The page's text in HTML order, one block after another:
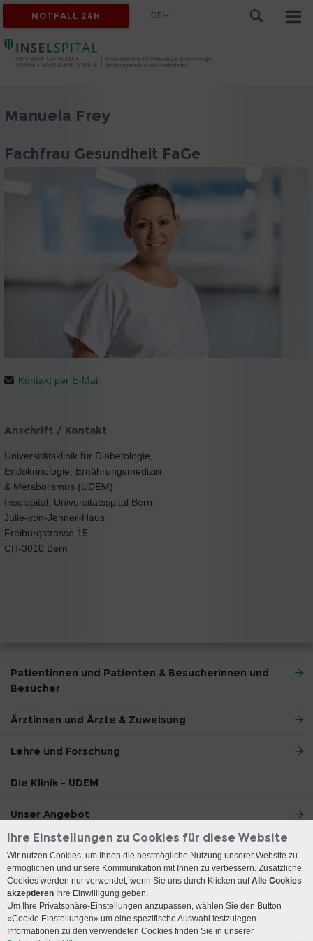
NOTFALL 24H DE
Manuela Frey
Fachfrau Gesundheit FaGe
Kontakt per E-Mail
Anschrift / Kontakt
Universitätsklinik für Diabetologie,
Endokrinologie, Ernährungsmedizin
& Metabolismus (UDEM)
Inselspital, Universitätsspital Bern
Julie-von-Jenner-Haus
Freiburgstrasse 15
CH-3010 Bern
Patientinnen und Patienten & Besucherinnen und
Besucher
Ärztinnen und Ärzte & Zuweisung
Lehre und Forschung
Die Klinik - UDEM
Unser Angebot
Anreise
Kontakt
Öffnungszeiten
Ihre Einstellungen zu Cookies für diese Website
Wir nutzen Cookies, um Ihnen die bestmögliche Nutzung unserer Website zu
ermöglichen und unsere Kommunikation mit Ihnen zu verbessern. Zusätzliche
Cookies werden nur verwendet, wenn Sie uns durch Klicken aufAlle Cookies
akzeptieren Ihre Einwilligung geben.
Um Ihre Privatsphäre-Einstellungen anzupassen, wählen Sie den Button
«Cookie Einstellungen» um eine spezifische Auswahl festzulegen.
Informationen zu den verwendeten Cookies finden Sie in unserer